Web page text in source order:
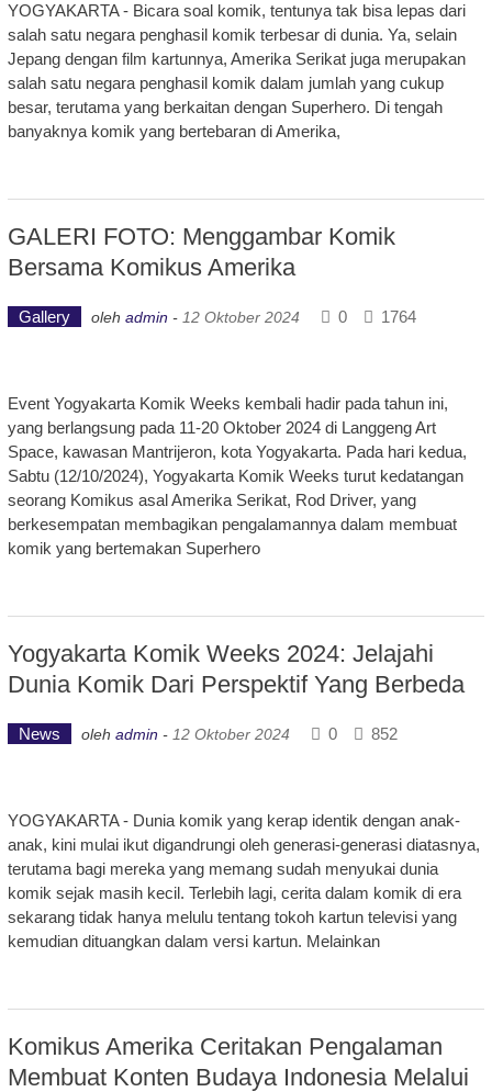
YOGYAKARTA - Bicara soal komik, tentunya tak bisa lepas dari
salah satu negara penghasil komik terbesar di dunia. Ya, selain
Jepang dengan film kartunnya, Amerika Serikat juga merupakan
salah satu negara penghasil komik dalam jumlah yang cukup
besar, terutama yang berkaitan dengan Superhero. Di tengah
banyaknya komik yang bertebaran di Amerika,
GALERI FOTO: Menggambar Komik
Bersama Komikus Amerika
Gallery oleh admin - 12 Oktober 2024 0 1764
Event Yogyakarta Komik Weeks kembali hadir pada tahun ini,
yang berlangsung pada 11-20 Oktober 2024 di Langgeng Art
Space, kawasan Mantrijeron, kota Yogyakarta. Pada hari kedua,
Sabtu (12/10/2024), Yogyakarta Komik Weeks turut kedatangan
seorang Komikus asal Amerika Serikat, Rod Driver, yang
berkesempatan membagikan pengalamannya dalam membuat
komik yang bertemakan Superhero
Yogyakarta Komik Weeks 2024: Jelajahi
Dunia Komik Dari Perspektif Yang Berbeda
News oleh admin - 12 Oktober 2024 0 852
YOGYAKARTA - Dunia komik yang kerap identik dengan anak-
anak, kini mulai ikut digandrungi oleh generasi-generasi diatasnya,
terutama bagi mereka yang memang sudah menyukai dunia
komik sejak masih kecil. Terlebih lagi, cerita dalam komik di era
sekarang tidak hanya melulu tentang tokoh kartun televisi yang
kemudian dituangkan dalam versi kartun. Melainkan
Komikus Amerika Ceritakan Pengalaman
Membuat Konten Budaya Indonesia Melalui